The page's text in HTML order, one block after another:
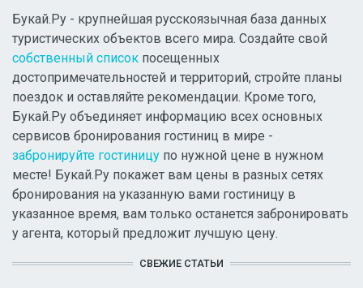
Букай.Ру - крупнейшая русскоязычная база данных
туристических объектов всего мира. Создайте свой
собственный список посещенных
достопримечательностей и территорий, стройте планы
поездок и оставляйте рекомендации. Кроме того,
Букай.Ру объединяет информацию всех основных
сервисов бронирования гостиниц в мире -
забронируйте гостиницу по нужной цене в нужном
месте! Букай.Ру покажет вам цены в разных сетях
бронирования на указанную вами гостиницу в
указанное время, вам только останется забронировать
у агента, который предложит лучшую цену.
СВЕЖИЕ СТАТЬИ